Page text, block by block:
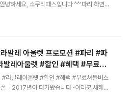
하세요, 소쿠리패스입니다 ^^'파리'하면
루브르, 오르세 등 박물관이나 미술관을 많
한건! 이 티켓은 국내 유일, 소쿠리패스에서
거죠 ^^소쿠리패스는 오르세 미술관 입장
관 ( Orsay Museum ) 오르세 미술관은 1
발레 아울렛 프로모션 #파리 #파
발레아울렛 #할인 #혜택 #무료셔
#아모리노쿠폰
라발레아울렛 #할인 #혜택 #무료셔틀버스
2017년이 다가왔습니다~여러분 새해